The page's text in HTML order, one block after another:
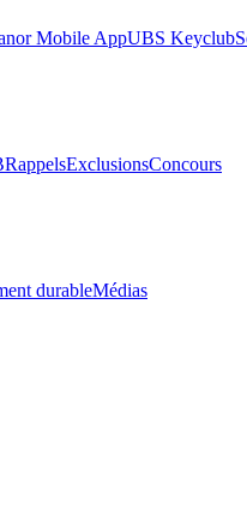
Mobile AppUBS Keyclub
RappelsExclusionsConcours
durableMédias